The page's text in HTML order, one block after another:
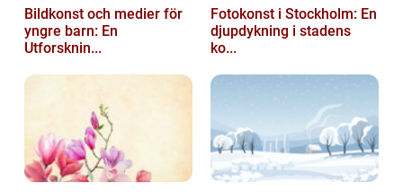
Bildkonst och medier för
yngre barn: En
Utforsknin...
Fotokonst i Stockholm: En
djupdykning i stadens
ko...